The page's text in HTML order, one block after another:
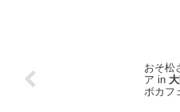
おそ松
ア in
ボカフ